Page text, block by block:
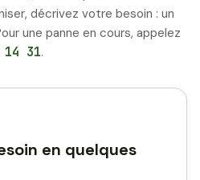
décrivez votre besoin : un
une panne en cours, appelez
31.
en quelques